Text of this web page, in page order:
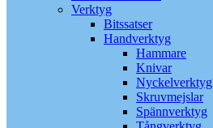
Verktyg
Bitssatser
Handverktyg
Hammare
Knivar
Nyckelverktyg
Skruvmejslar
Spännverktyg